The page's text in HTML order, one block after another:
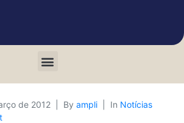
de 2012 By ampli In Notícias